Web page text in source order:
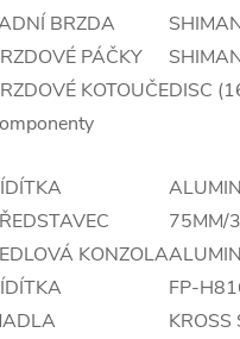
BRZDA
PÁČKY
KOTOUČEDISC
75MM/
KONZOLA
FP-
KROSS